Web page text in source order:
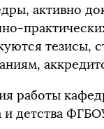
активно
тезисы,
работы
и детства